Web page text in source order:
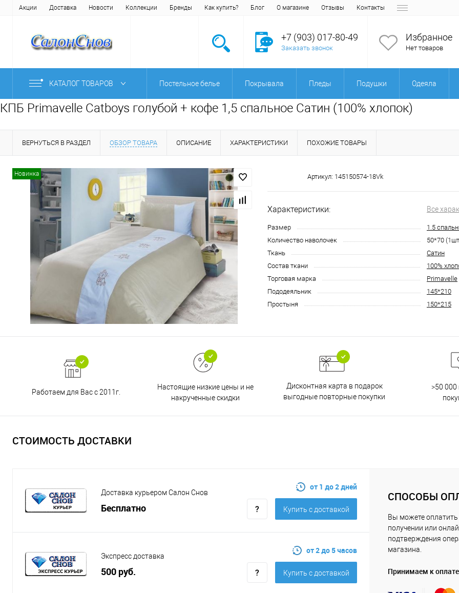
Акции Доставка Новости Коллекции Бренды Как купить? Блог О магазине Отзывы Контакты
+7 (903) 017-80-49
Заказать звонок
Избранное
Нет товаров
КАТАЛОГ ТОВАРОВ Постельное белье Покрывала Пледы Подушки Одеяла
КПБ Primavelle Catboys голубой + кофе 1,5 спальное Сатин (100% хлопок)
ВЕРНУТЬСЯ В РАЗДЕЛ ОБЗОР ТОВАРА ОПИСАНИЕ ХАРАКТЕРИСТИКИ ПОХОЖИЕ ТОВАРЫ
Новинка Артикул: 145150574-18Vk
Характеристики: Все
Размер
1.5
Количество наволочек
50*70
Ткань
Сатин
Состав ткани
100%
Торговая марка
Primavelle
Пододеяльник
145*210
Простыня
150*215
Работаем для Вас с 2011г.
Настоящие низкие цены и не
накрученные скидки
Дисконтная карта в подарок
выгодные повторные покупки
>50
СТОИМОСТЬ ДОСТАВКИ
Доставка курьером Салон Снов
Бесплатно
от 1 до 2 дней
Купить c доставкой
Экспресс доставка
500 руб.
от 2 до 5 часов
Купить c доставкой
СПОСОБЫ
Вы можете оплатить
получении или
подтверждения
магазина.
Принимаем к оплате